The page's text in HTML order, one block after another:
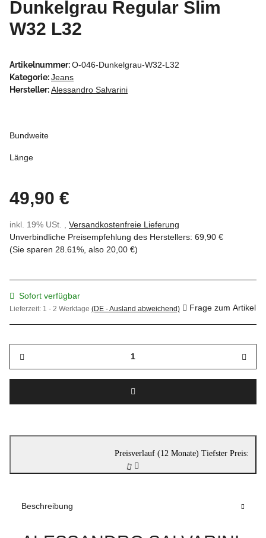
Dunkelgrau Regular Slim
W32 L32
Artikelnummer:O-046-Dunkelgrau-W32-L32
Kategorie:Jeans
Hersteller:Alessandro Salvarini
Bundweite
Länge
49,90 €
inkl. 19% USt. , Versandkostenfreie Lieferung
Unverbindliche Preisempfehlung des Herstellers: 69,90 €
(Sie sparen 28.61% , also 20,00 €)
Sofort verfügbar
Lieferzeit: 1 - 2 Werktage (DE - Ausland abweichend) Frage zum Artikel
Preisverlauf (12 Monate)
Beschreibung